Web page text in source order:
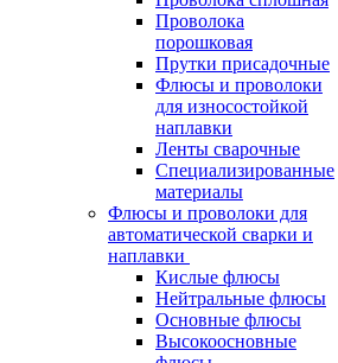
Проволока
порошковая
Прутки присадочные
Флюсы и проволоки
для износостойкой
наплавки
Ленты сварочные
Специализированные
материалы
Флюсы и проволоки для
автоматической сварки и
наплавки
Кислые флюсы
Нейтральные флюсы
Основные флюсы
Высокоосновные